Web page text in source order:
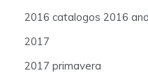
2016 catalogos 2016
2017
2017 primavera